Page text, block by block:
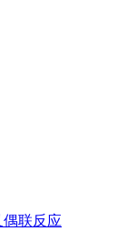
联反应